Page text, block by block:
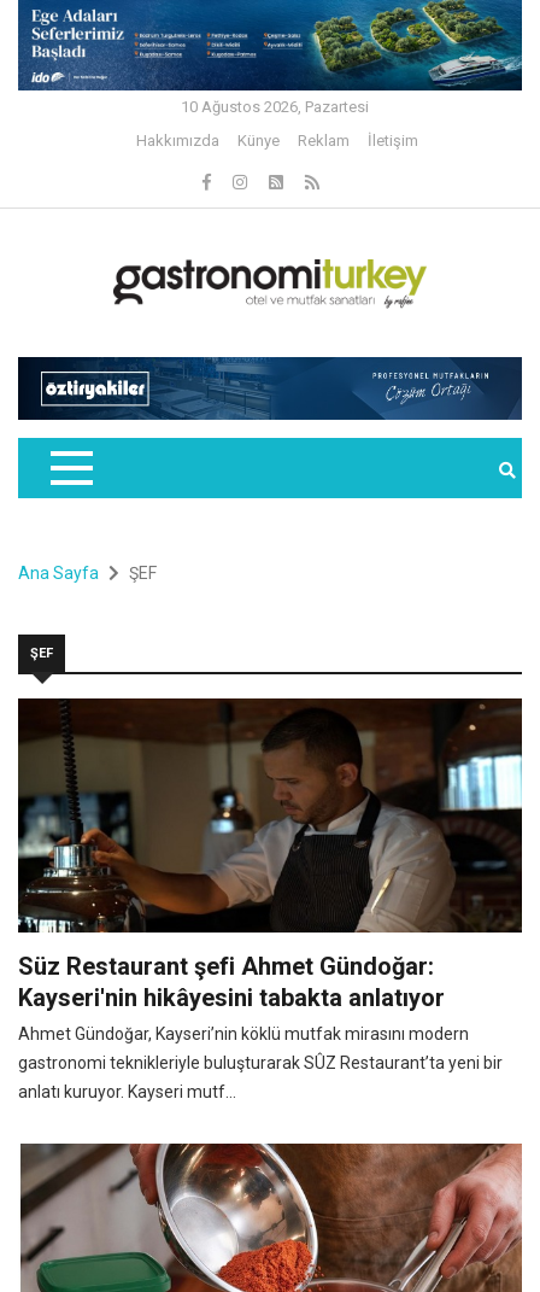
10 Ağustos 2026, Pazartesi
Hakkımızda
Künye Reklam İletişim
Ana Sayfa ŞEF
ŞEF
Süz Restaurant şefi Ahmet Gündoğar:
Kayseri'nin hikâyesini tabakta anlatıyor
Ahmet Gündoğar, Kayseri’nin köklü mutfak mirasını modern
gastronomi teknikleriyle buluşturarak SÛZ Restaurant’ta yeni bir
anlatı kuruyor. Kayseri mutf...